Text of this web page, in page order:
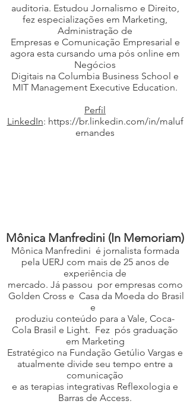
auditoria. Estudou Jornalismo e Direito,
fez especializações em Marketing,
Administração de
Empresas e Comunicação Empresarial e
agora esta cursando uma pós online em
Negócios
Digitais na Columbia Business School e
MIT Management Executive Education.
Perfil
LinkedIn: https://br.linkedin.com/in/maluf
ernandes
Mônica Manfredini (In Memoriam)
Mônica Manfredini é jornalista formada
pela UERJ com mais de 25 anos de
experiência de
mercado. Já passou por empresas como
Golden Cross e Casa da Moeda do Brasil
e
produziu conteúdo para a Vale, Coca-
Cola Brasil e Light. Fez pós graduação
em Marketing
Estratégico na Fundação Getúlio Vargas e
atualmente divide seu tempo entre a
comunicação
e as terapias integrativas Reflexologia e
Barras de Access.